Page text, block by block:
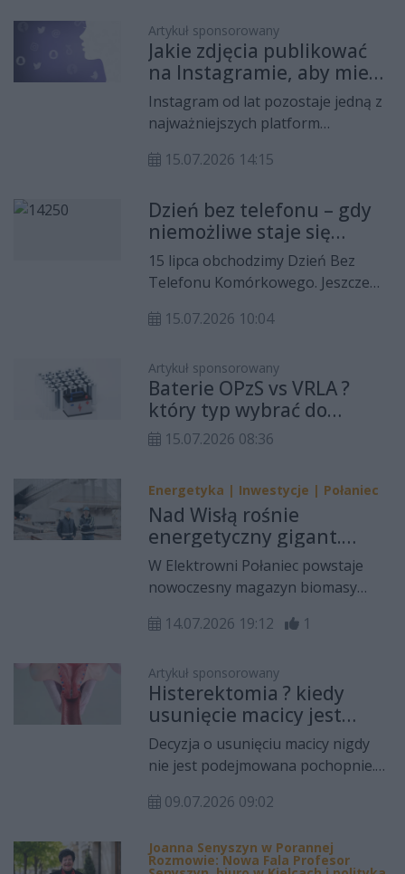
ma - po prostu większość map nie
jest jeszcze na nie gotowa.
Artykuł sponsorowany
Jakie zdjęcia publikować
na Instagramie, aby mieć
dużo obserwujących?
Instagram od lat pozostaje jedną z
najważniejszych platform
osobistej marki, promowania
pasją z szerokim gronem
odbiorców. Wielu użytkowników
zadaje sobie to samo pytanie:
dlaczego niektóre konta rosną w
tempie tysięcy obserwujących
miesięcznie, podczas gdy inne,
w miejscu? Odpowiedź nie leży
wyłącznie w liczbie postów czy w
częstotliwości publikacji, ale przede
wszystkim w jakości, spójności i
strategii doboru zdjęć. W tym
szczegółowo temu, jakie treści
wizualne przyciągają uwagę
algorytmu i ludzi, jak budować
estetykę profilu oraz jakich błędów
unikać.
15.07.2026 14:15
Dzień bez telefonu – gdy
niemożliwe staje się
koniecznością
15 lipca obchodzimy Dzień Bez
Telefonu Komórkowego. Jeszcze
telefonu na jeden dzień nie
Dziś dla wielu osób wydaje się
wręcz niemożliwa. Smartfon stał się
nieodłącznym elementem naszego
życia – ułatwia pracę, kontakt z
nam czas, uwagę i prawdziwe
relacje.
15.07.2026 10:04
Artykuł sponsorowany
Baterie OPzS vs VRLA ?
który typ wybrać do
systemu awaryjnego
zasilania?
15.07.2026 08:36
Energetyka | Inwestycje | Połaniec
Nad Wisłą rośnie
energetyczny gigant.
Elektrownia Połaniec
inwestuje 307 mln zł
W Elektrowni Połaniec powstaje
nowoczesny magazyn biomasy
logistyczną. Inwestycja warta 307
odnawialnych w produkcji energii,
poprawić bezpieczeństwo pracy
zakładu i wzmocnić stabilność
dostaw prądu.
14.07.2026 19:12 1
Artykuł sponsorowany
Histerektomia ? kiedy
usunięcie macicy jest
konieczne?
Decyzja o usunięciu macicy nigdy
nie jest podejmowana pochopnie.
inne metody leczenia nie przynoszą
istnieją wyraźne wskazania
09.07.2026 09:02
Joanna Senyszyn w Porannej
Rozmowie: Nowa Fala Profesor